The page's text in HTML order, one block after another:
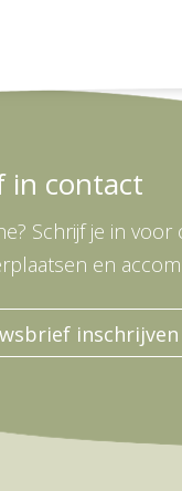
in contact
Schrijf je in
en
inschrijven